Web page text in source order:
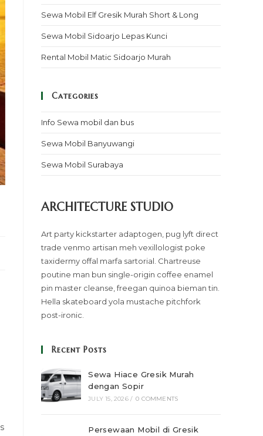
Sewa Mobil Elf Gresik Murah Short & Long
Sewa Mobil Sidoarjo Lepas Kunci
Rental Mobil Matic Sidoarjo Murah
Categories
Info Sewa mobil dan bus
Sewa Mobil Banyuwangi
Sewa Mobil Surabaya
ARCHITECTURE STUDIO
Art party kickstarter adaptogen, pug lyft direct
trade venmo artisan meh vexillologist poke
taxidermy offal marfa sartorial. Chartreuse
poutine man bun single-origin coffee enamel
pin master cleanse, freegan quinoa bieman tin.
Hella skateboard yola mustache pitchfork
post-ironic.
Recent Posts
Sewa Hiace Gresik Murah
dengan Sopir
JULY 15, 2026 / 0 COMMENTS
Persewaan Mobil di Gresik